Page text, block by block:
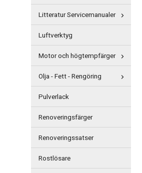
Litteratur Servicemanualer
Luftverktyg
Motor och högtempfärger
Olja - Fett - Rengöring
Pulverlack
Renoveringsfärger
Renoveringssatser
Rostlösare